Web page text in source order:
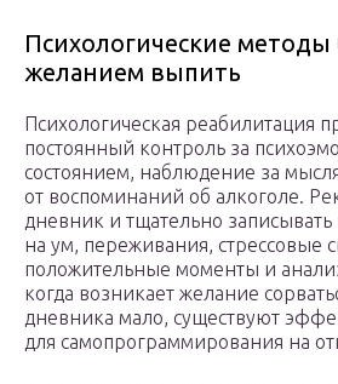
Психологические
желанием выпить
Психологическая реабилитация
постоянный контроль за
состоянием, наблюдение за
от воспоминаний об алкоголе.
дневник и тщательно записывать
на ум, переживания, стрессовые
положительные моменты и
когда возникает желание
дневника мало, существуют
для самопрограммирования на